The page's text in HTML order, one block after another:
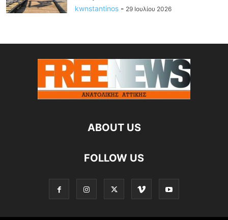
kwnstantinos - 29 Ιουλίου 2026
ABOUT US
FOLLOW US